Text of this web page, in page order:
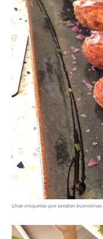
Unas croquetas que estaban buenísimas.